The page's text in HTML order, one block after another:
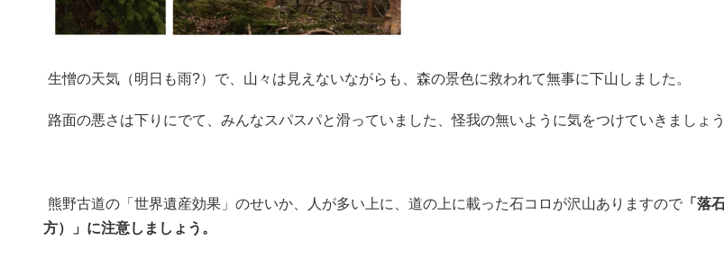
生憎の天気（明日も雨?）で、山々は見えないながらも、森の景色に救われて無事に下山しました。
路面の悪さは下りにでて、みんなスパスパと滑っていました、怪我の無いように気をつけていきましょう
熊野古道の「世界遺産効果」のせいか、人が多い上に、道の上に載った石コロが沢山ありますので 「落
方）」に注意しましょう。